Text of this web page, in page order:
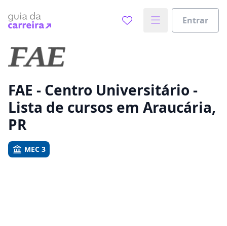
Entrar
Vamos te guiar no caminho ideal para seus estudos
FAE - Centro Universitário -
Lista de cursos em Araucária,
PR
MEC 3